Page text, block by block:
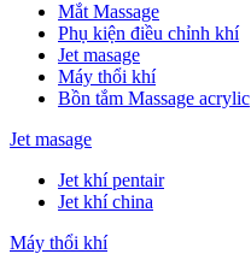
Mắt Massage
Phụ kiện điều chỉnh khí
Jet masage
Máy thổi khí
Bồn tắm Massage acrylic
Jet masage
Jet khí pentair
Jet khí china
Máy thổi khí